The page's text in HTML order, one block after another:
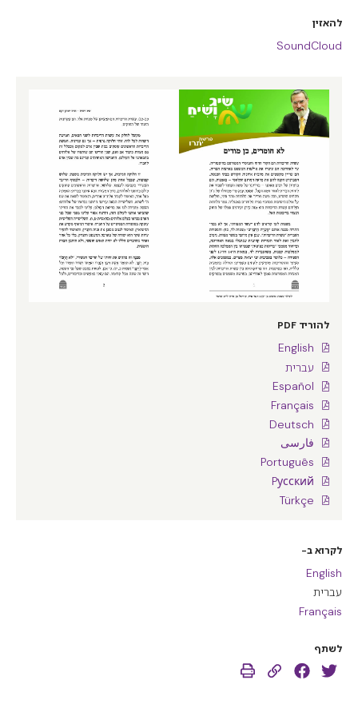
להאזין
SoundCloud
להוריד PDF
English
עברית
Español
Français
Deutsch
فارسی
Português
Pусский
Türkçe
לקרוא ב-
English
עברית
Français
לשתף